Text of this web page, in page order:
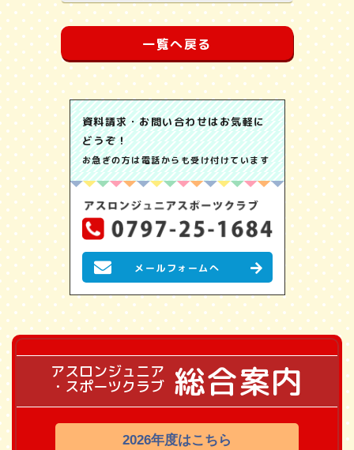
一覧へ戻る
資料請求・お問い合わせはお気軽に
どうぞ！
お急ぎの方は電話からも受け付けています
メールフォームへ
アスロンジュニア
・スポーツクラブ 総合案内
2026年度はこちら